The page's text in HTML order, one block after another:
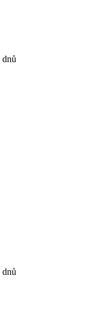
dnů
dnů